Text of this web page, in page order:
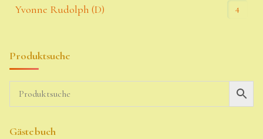
Yvonne Rudolph (D) 4
Produktsuche
Gästebuch